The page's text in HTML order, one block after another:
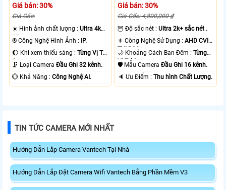
Giá bán: 30%
Giá Gốc:
☀️ Hình ảnh chất lượng :Ultra 4k
👍🏾 .
®️ Công Nghệ Hình Ảnh : IP.
🌔 Khi xem thiếu sáng :Từng Vị Trí
Camera .
🗜️ Loại CameraĐầu Ghi 32 kênh.
️💮 Khả Năng :Công Nghệ AI.
Giá bán: 30%
Giá Gốc: 4,800,000 ₫
🦉 Độ sắc nét :Ultra 2k+ sắc nét .
⚜️ Công Nghệ Sử Dụng :AHD CVI
TVI BCS.
🌙 Khoảng Cách Ban Đêm :Từng
Vị Trí Camera .
🛡 Mẫu CameraĐầu Ghi 16 kênh.
️🔈 Ưu Điểm :Thu hình Chất Lượng.
TIN TỨC CAMERA MỚI NHẤT
Hướng Dẫn Lắp Camera Vantech Tại Nhà
Hướng Dẫn Lắp Đặt Camera Wifi Vantech Bằng Phần Mềm V3